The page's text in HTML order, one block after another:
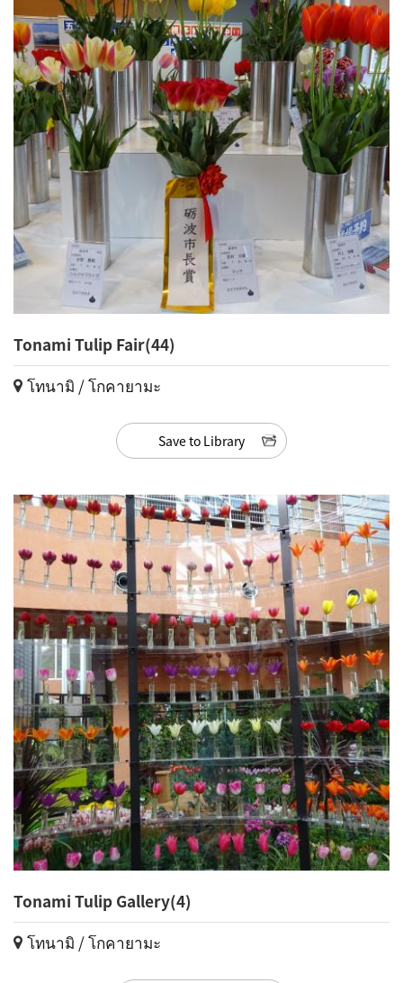
Tonami Tulip Fair(44)
โทนามิ / โกคายามะ
Save to Library
Tonami Tulip Gallery(4)
โทนามิ / โกคายามะ